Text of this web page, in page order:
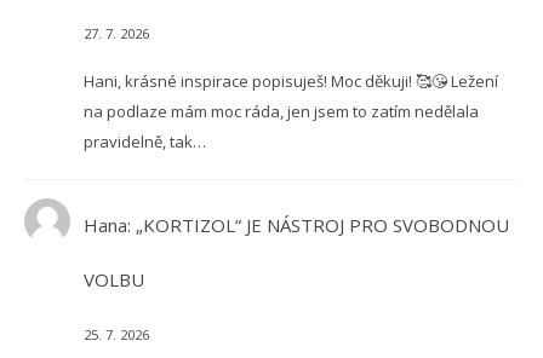
27. 7. 2026
Hani, krásné inspirace popisuješ! Moc děkuji! 🥰😘 Ležení
na podlaze mám moc ráda, jen jsem to zatím nedělala
pravidelně, tak…
Hana: „KORTIZOL“ JE NÁSTROJ PRO SVOBODNOU
VOLBU
25. 7. 2026